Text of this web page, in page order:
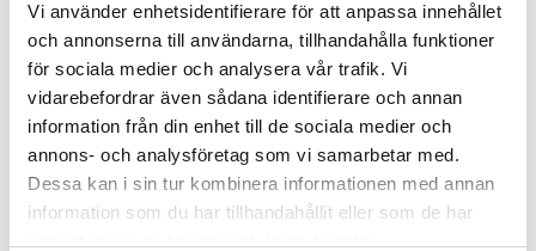
Vi använder enhetsidentifierare för att anpassa innehållet
och annonserna till användarna, tillhandahålla funktioner
för sociala medier och analysera vår trafik. Vi
vidarebefordrar även sådana identifierare och annan
information från din enhet till de sociala medier och
annons- och analysföretag som vi samarbetar med.
Dessa kan i sin tur kombinera informationen med annan
information som du har tillhandahållit eller som de har
Black Crinkle
Magsafe Compatible
299 SEK
+
Silicone Case
Black
Airpods 4
149 SEK